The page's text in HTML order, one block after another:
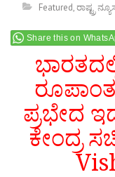
Featured,ರಾಷ್ಟ್ರ
Share this on
ಪ್ರಭೇದ
ಕೇಂದ್ರ